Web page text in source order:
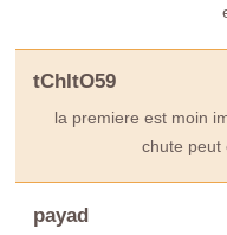
tChItO59
la premiere est moin
chute peut
payad